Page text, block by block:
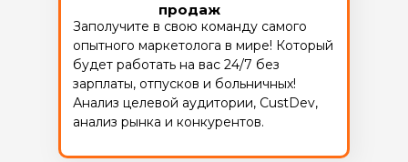
Заполучите в свою команду самого
опытного маркетолога в мире! Который
будет работать на вас 24/7 без
зарплаты, отпусков и больничных!
Анализ целевой аудитории, CustDev,
анализ рынка и конкурентов.
продаж